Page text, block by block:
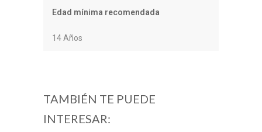
Edad mínima recomendada
14 Años
TAMBIÉN TE PUEDE
INTERESAR: